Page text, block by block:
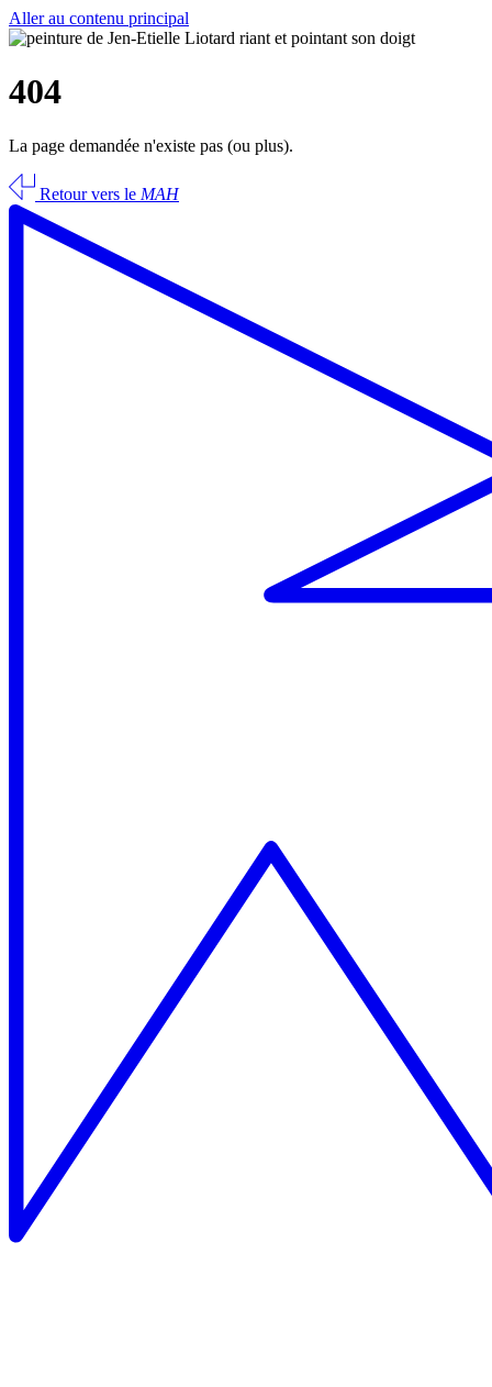
Aller au contenu principal
404
La page demandée n'existe pas (ou plus).
Retour vers le MAH